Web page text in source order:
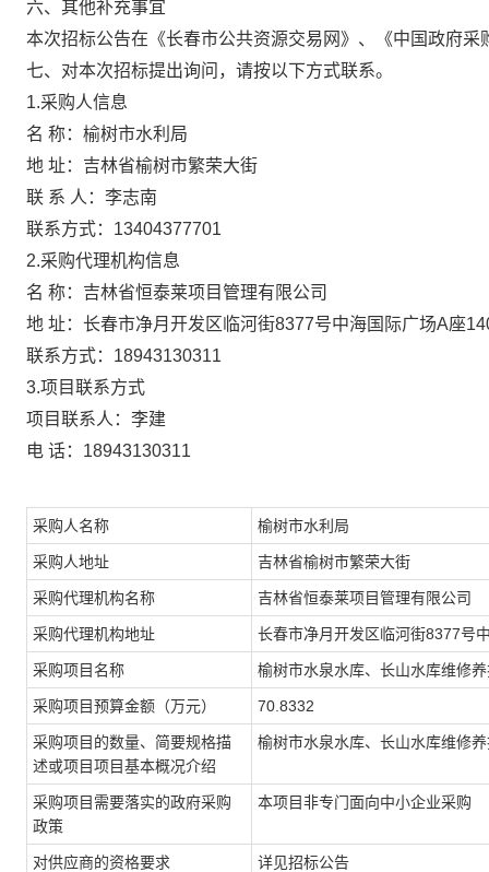
六、其他补充事宜
本次招标公告在《长春市公共资源交易网》、《中国政府
七、对本次招标提出询问，请按以下方式联系。
1.采购人信息
名 称：榆树市水利局
地 址：吉林省榆树市繁荣大街
联 系 人：李志南
联系方式：13404377701
2.采购代理机构信息
名 称：吉林省恒泰莱项目管理有限公司
地 址：长春市净月开发区临河街8377号中海国际广场A座
联系方式：18943130311
3.项目联系方式
项目联系人：李建
电 话：18943130311
采购人名称 榆树市水利局
采购人地址 吉林省榆树市繁荣大街
采购代理机构名称 吉林省恒泰莱项目管理有限公司
采购代理机构地址 长春市净月开发区临河街8377号
采购项目名称 榆树市水泉水库、长山水库维修
采购项目预算金额（万元） 70.8332
采购项目的数量、简要规格描
述或项目项目基本概况介绍
榆树市水泉水库、长山水库维修
采购项目需要落实的政府采购
政策
本项目非专门面向中小企业采购
对供应商的资格要求 详见招标公告